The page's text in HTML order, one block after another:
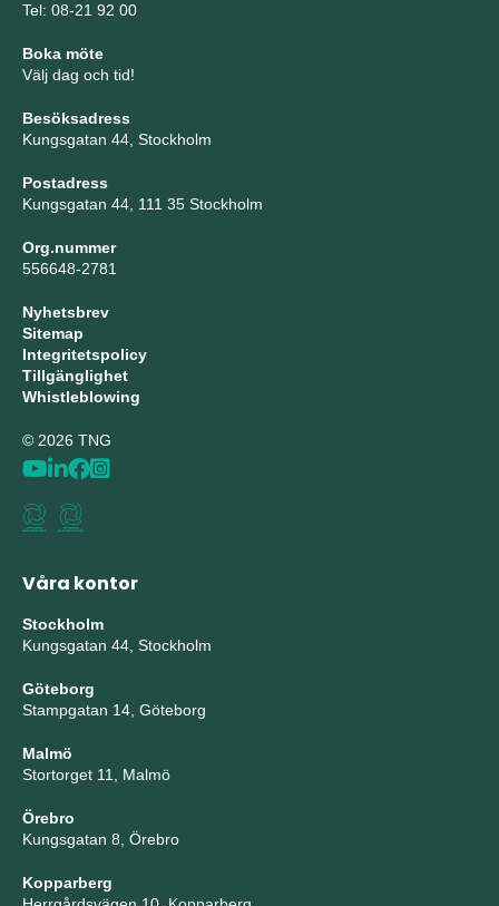
Tel: 08-21 92 00
Boka möte
Välj dag och tid!
Besöksadress
Kungsgatan 44, Stockholm
Postadress
Kungsgatan 44, 111 35 Stockholm
Org.nummer
556648-2781
Nyhetsbrev
Sitemap
Integritetspolicy
Tillgänglighet
Whistleblowing
© 2026 TNG
Våra kontor
Stockholm
Kungsgatan 44, Stockholm
Göteborg
Stampgatan 14, Göteborg
Malmö
Stortorget 11, Malmö
Örebro
Kungsgatan 8, Örebro
Kopparberg